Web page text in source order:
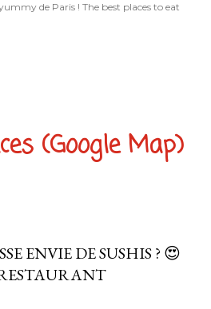
de Paris ! The best places to eat
(Google Map)
ENVIE DE SUSHIS ? 😍